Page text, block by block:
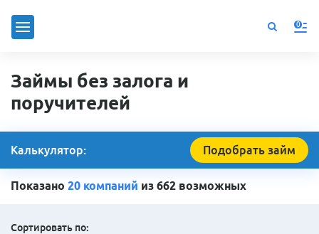
0
Займы без залога и
поручителей
Калькулятор: Подобрать займ
Показано 20 компаний из 662 возможных
Сортировать по: